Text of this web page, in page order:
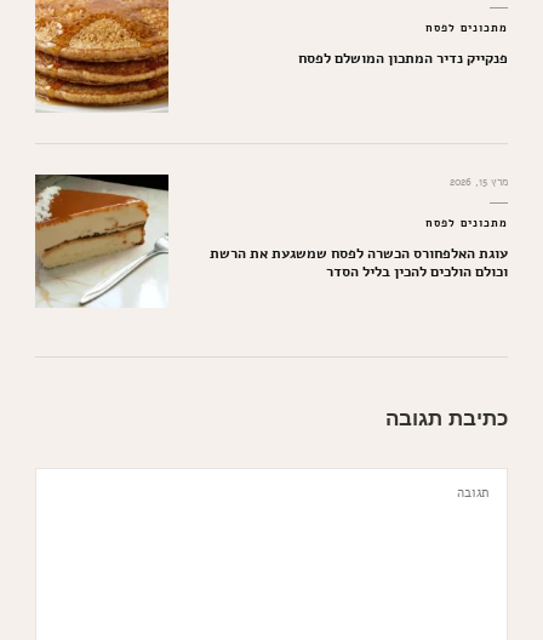
מתכונים לפסח
פנקייק נדיר המתכון המושלם לפסח
מרץ 15, 2026
מתכונים לפסח
עוגת האלפחורס הכשרה לפסח שמשגעת את הרשת
וכולם הולכים להכין בליל הסדר
כתיבת תגובה